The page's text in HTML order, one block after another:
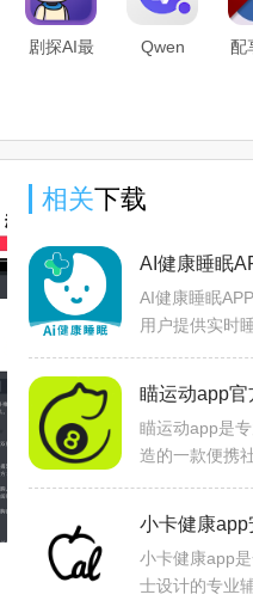
剧探AI最
Qwen
配
相关下载
AI健康睡眠
用户提供实时
体系，为用户
帮助用户从量
瞄运动app是
造的一款便携
内的智能定位
通过多种筛选
小卡健康app
士设计的专业